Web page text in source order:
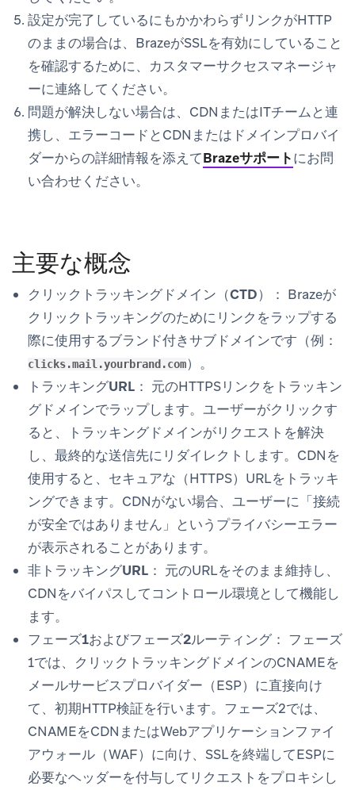
設定が完了しているにもかかわらずリンクがHTTP
のままの場合は、BrazeがSSLを有効にしていること
を確認するために、カスタマーサクセスマネージャ
ーに連絡してください。
問題が解決しない場合は、CDNまたはITチームと連
携し、エラーコードとCDNまたはドメインプロバイ
ダーからの詳細情報を添えてBrazeサポートにお問
い合わせください。
主要な概念
クリックトラッキングドメイン（CTD）： Brazeが
クリックトラッキングのためにリンクをラップする
際に使用するブランド付きサブドメインです（例：
clicks.mail.yourbrand.com）。
トラッキングURL： 元のHTTPSリンクをトラッキン
グドメインでラップします。ユーザーがクリックす
ると、トラッキングドメインがリクエストを解決
し、最終的な送信先にリダイレクトします。CDNを
使用すると、セキュアな（HTTPS）URLをトラッキ
ングできます。CDNがない場合、ユーザーに「接続
が安全ではありません」というプライバシーエラー
が表示されることがあります。
非トラッキングURL： 元のURLをそのまま維持し、
CDNをバイパスしてコントロール環境として機能し
ます。
フェーズ1およびフェーズ2ルーティング： フェーズ
1では、クリックトラッキングドメインのCNAMEを
メールサービスプロバイダー（ESP）に直接向け
て、初期HTTP検証を行います。フェーズ2では、
CNAMEをCDNまたはWebアプリケーションファイ
アウォール（WAF）に向け、SSLを終端してESPに
必要なヘッダーを付与してリクエストをプロキシし